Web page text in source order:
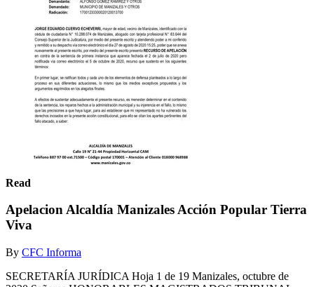
Read
Apelacion Alcaldía Manizales Acción Popular Tierra
Viva
By CFC Informa
SECRETARÍA JURÍDICA Hoja 1 de 19 Manizales, octubre de